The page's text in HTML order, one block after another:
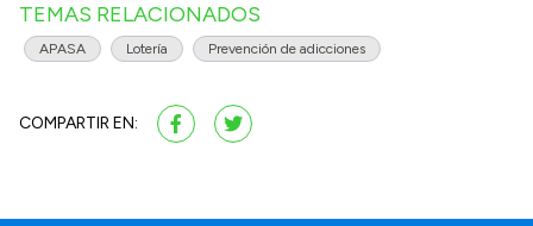
TEMAS RELACIONADOS
APASA Lotería Prevención de adicciones
COMPARTIR EN: